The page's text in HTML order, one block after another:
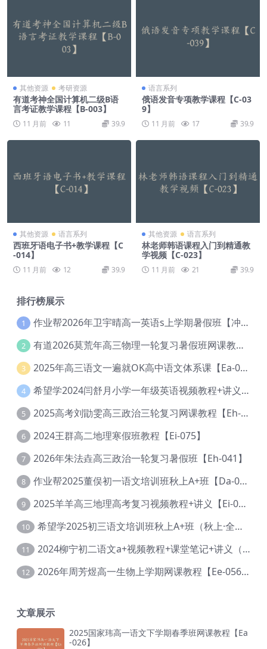
其他资源 考研资源
有道考神全国计算机二级B语
言考证教学课程【B-003】
11 月前 11 39.9
语言系列
俄语发音专项教学课程【C-03
9】
11 月前 17 39.9
其他资源 语言系列
西班牙语电子书+教学课程【C
-014】
11 月前 12 39.9
其他资源 语言系列
林老师韩语课程入门到精通教
学视频【C-023】
11 月前 21 39.9
排行榜展示
1 作业帮2026年卫宇晴高一英语s上学期暑假班【冲顶班】【Ec-003】
2 有道2026莫荒年高三物理一轮复习暑假班网课教程【Ef-044】
3 2025年高三语文一遍就OK高中语文体系课【Ea-028】
4 希望学2024闫舒月小学一年级英语视频教程+讲义【Cc-004】
5 2025高考刘勖雯高三政治三轮复习网课教程【Eh-061】
6 2024王群高二地理寒假班教程【Ei-075】
7 2026年朱法垚高三政治一轮复习暑假班【Eh-041】
8 作业帮2025董俣初一语文培训班秋上A+班【Da-038】
9 2025羊羊高三地理高考复习视频教程+讲义【Ei-051】
10 希望学2025初三语文培训班秋上A+班（秋上·全国版·A+）【Da-031】
11 2024柳宁初二语文a+视频教程+课堂笔记+讲义（暑假班+秋季班）【Da-003】
12 2026年周芳煜高一生物上学期网课教程【Ee-056】
文章展示
2025国家玮高一语文下学期春季班网课教程【Ea
-026】